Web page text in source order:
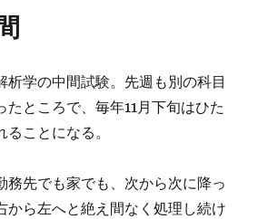
に
析学の中間試験。先週も別の科目
たところで、毎年11月下旬はひた
ことになる。
務先でも家でも、次から次に降っ
から左へと絶え間なく処理し続け